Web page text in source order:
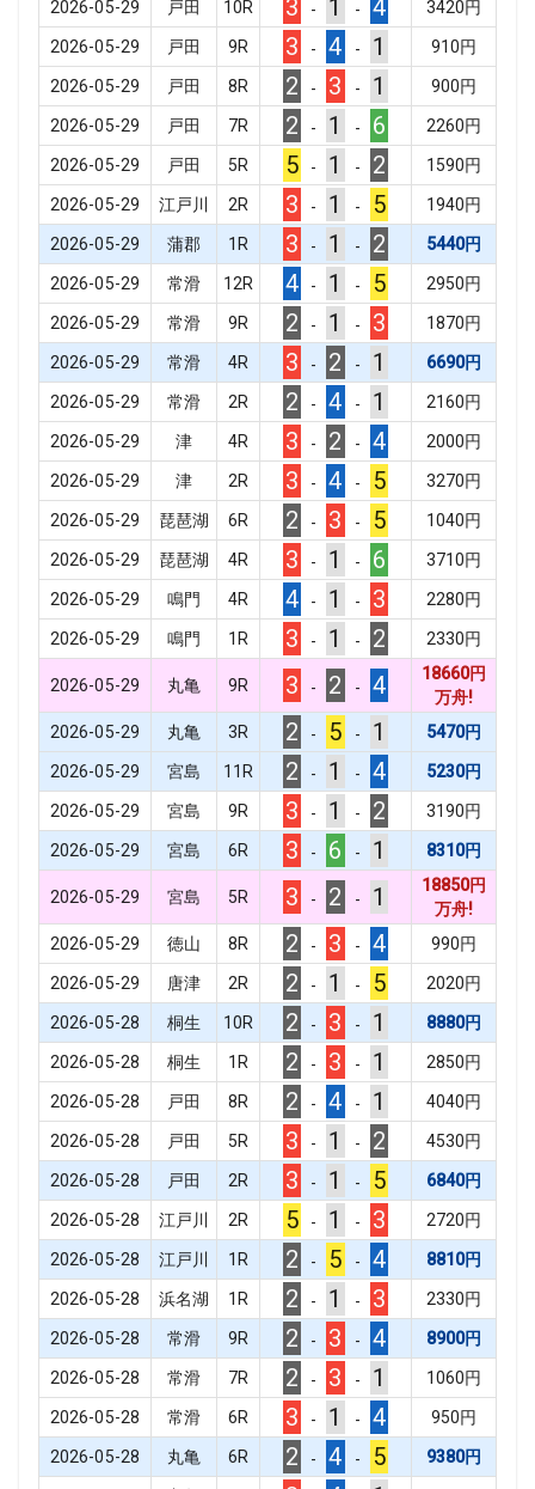
2026-05-29 戸田 10R 3 - 1 - 4 3420円
2026-05-29 戸田 9R 3 - 4 - 1 910円
2026-05-29 戸田 8R 2 - 3 - 1 900円
2026-05-29 戸田 7R 2 - 1 - 6 2260円
2026-05-29 戸田 5R 5 - 1 - 2 1590円
2026-05-29 江戸川 2R 3 - 1 - 5 1940円
2026-05-29 蒲郡 1 R 3 - 1 - 2 5440円
2026-05-29 常滑 12R 4 - 1 - 5 2950円
2026-05-29 常滑 9R 2 - 1 - 3 1870円
2026-05-29 常滑 4R 3 - 2 - 1 6690円
2026-05-29 常滑 2R 2 - 4 - 1 2160円
2026-05-29 津 4R 3 - 2 - 4 2000円
2026-05-29 津 2R 3 - 4 - 5 3270円
2026-05-29 琵琶湖 6R 2 - 3 - 5 1040円
2026-05-29 琵琶湖 4R 3 - 1 - 6 3710円
2026-05-29 鳴門 4R 4 - 1 - 3 2280円
2026-05-29 鳴門 1 R 3 - 1 - 2 2330円
2026-05-29 丸亀 9R 3 - 2 - 4 18660円
万舟!
2026-05-29
丸亀 3R 2 - 5 - 1 5470円
2026-05-29 宮島 11 R 2 - 1 - 4 5230円
2026-05-29 宮島 9R 3 - 1 - 2 3190円
2026-05-29 宮島 6R 3 - 6 - 1 8310円
2026-05-29 宮島 5R 3 - 2 - 1 18850円
万舟!
2026-05-29
徳山 8R 2 - 3 - 4 990円
2026-05-29 唐津 2R 2 - 1 - 5 2020円
2026-05-28 桐生 10R 2 - 3 - 1 8880円
2026-05-28 桐生 1 R 2 - 3 - 1 2850円
2026-05-28 戸田 8R 2 - 4 - 1 4040円
2026-05-28 戸田 5R 3 - 1 - 2 4530円
2026-05-28 戸田 2R 3 - 1 - 5 6840円
2026-05-28 江戸川 2R 5 - 1 - 3 2720円
2026-05-28 江戸川 1 R 2 - 5 - 4 8810円
2026-05-28 浜名湖 1 R 2 - 1 - 3 2330円
2026-05-28 常滑 9R 2 - 3 - 4 8900円
2026-05-28 常滑 7R 2 - 3 - 1 1060円
2026-05-28 常滑 6R 3 - 1 - 4 950円
2026-05-28 丸亀 6R 2 - 4 - 5 9380円